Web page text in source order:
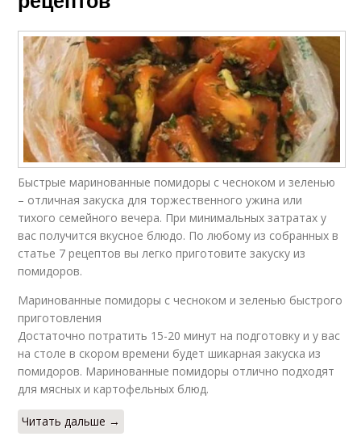
Быстрые маринованные помидоры с чесноком и зеленью
– отличная закуска для торжественного ужина или
тихого семейного вечера. При минимальных затратах у
вас получится вкусное блюдо. По любому из собранных в
статье 7 рецептов вы легко приготовите закуску из
помидоров.
Маринованные помидоры с чесноком и зеленью быстрого
приготовления
Достаточно потратить 15-20 минут на подготовку и у вас
на столе в скором времени будет шикарная закуска из
помидоров. Маринованные помидоры отлично подходят
для мясных и картофельных блюд.
Читать дальше →